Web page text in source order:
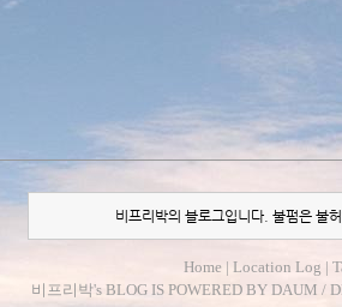
비프리박의 블로그입니다. 불펌은 불
Home | Location Log |
비프리박's BLOG IS POWERED BY DAUM /